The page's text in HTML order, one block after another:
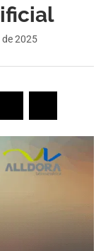
de 2025